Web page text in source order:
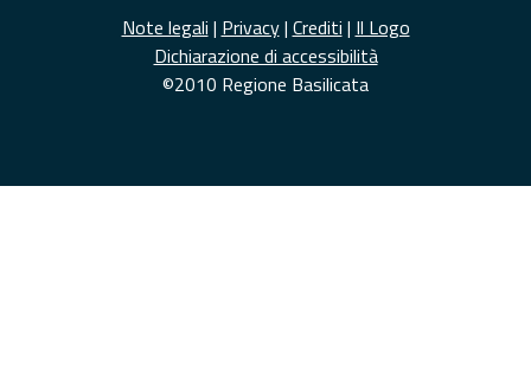
Note legali | Privacy| Crediti | Il Logo
Dichiarazione di accessibilità
©2010 Regione Basilicata